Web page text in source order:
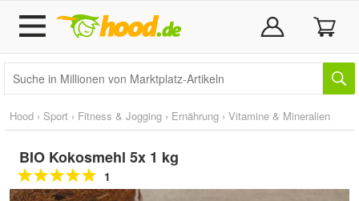
Hood › Sport › Fitness & Jogging › Ernährung › Vitamine & Mineralien
BIO Kokosmehl 5x 1 kg
1